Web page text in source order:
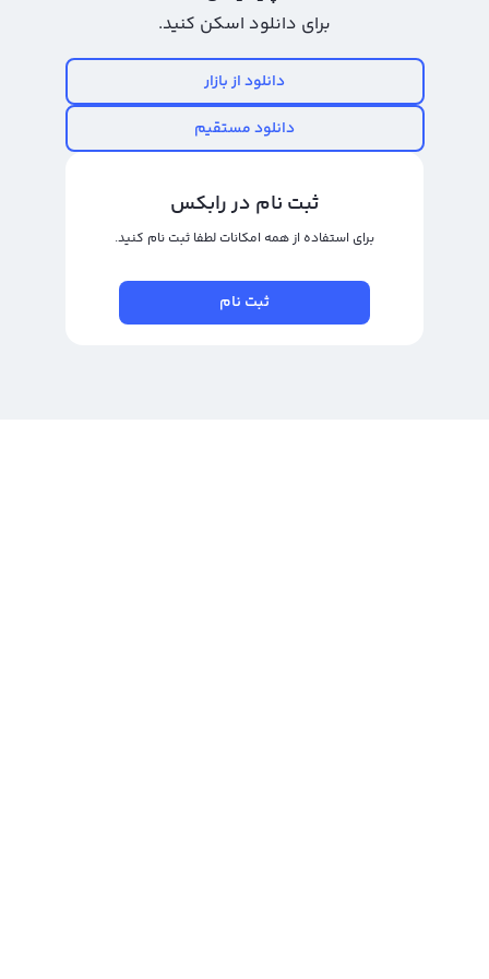
سرمایه‌گذاران ارزهای دیجیتال یک گزینه بسیار بیشتر از گزینه‌ای مناسب است. به
تازگی وارد بازار ارزهای دیجیتال شده است. از موفقیت‌های این ارز باید به حجم
معاملات بالای آن اشاره کرد که برای سرمایه‌گذاران بلند مدت و معامله‌گران کوتاه
مدت سود قابل ملاحظهای به دنبال دارد.
است زیرا سود خرید و فروش لور فای در گرو شناخت بهترین زمان و قیمت برای خرید
یا فروش آن است. برای دستیابی به این هدف، معامله‌گران می‌توانند از ابزارهای
برای دانلود اسکن کنید.
دانلود از بازار
دانلود مستقیم
ثبت نام در رابکس
برای استفاده از همه امکانات لطفا ثبت نام کنید.
ثبت نام